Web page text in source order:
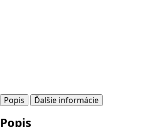
Popis Ďalšie informácie
Popis